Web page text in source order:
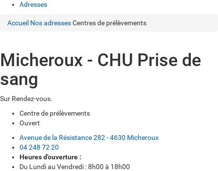
Adresses
Accueil Nos adressesCentres de prélèvements
Micheroux - CHU Prise de
sang
Sur Rendez-vous.
Centre de prélèvements
Ouvert
Avenue de la Résistance 282 - 4630 Micheroux
04 248 72 20
Heures d'ouverture :
Du Lundi au Vendredi : 8h00 à 18h00